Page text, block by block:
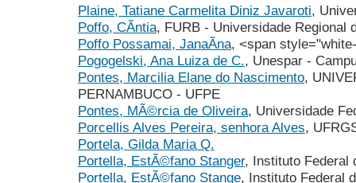
Plaine, Tatiane Carmelita Diniz Javaroti,
Poffo, CÃ­ntia, FURB - Universidade Regional
Poffo Possamai, JanaÃ­na, <span
Pogogelski, Ana Luiza de C., Unespar -
Pontes, Marcilia Elane do Nascimento,
PERNAMBUCO - UFPE
Pontes, MÃ©rcia de Oliveira, Universidade
Porcellis Alves Pereira, senhora Alves,
Portela, Gilda Maria Q.
Portella, EstÃ©fano Stanger, Instituto Federal
Portella, EstÃ©fano Stange, Instituto Federal